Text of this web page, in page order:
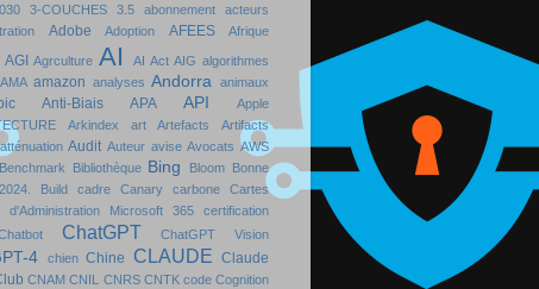
3‑COUCHES 3.5 abonnement
acteurs
Adobe Adoption AFEES Afrique
AGI Agrculture AI AI Act AIG algorithmes
AMA amazon analyses Andorra animaux
Anti-Biais APA API
Apple
Arkindex art Artefacts
Artifacts
atténuation Audit Auteur avise Avocats AWS
Benchmark Bibliothèque Bing Bloom Bonne
Build cadre Canary carbone
Cartes
d'Administration Microsoft 365
certification
ChatGPT ChatGPT Vision
4 chien Chine CLAUDE Claude
CNAM CNIL CNRS CNTK code Cognition